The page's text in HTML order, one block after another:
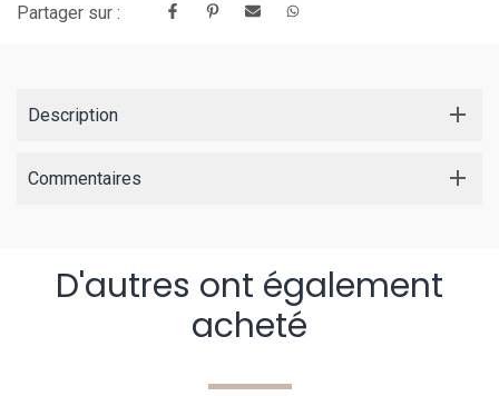
Partager sur :
Description
Commentaires
D'autres ont également
acheté